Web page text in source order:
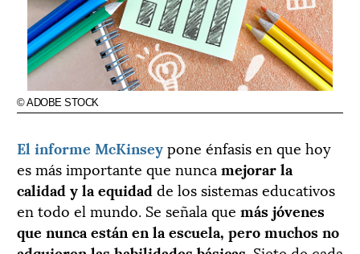
© ADOBE STOCK
El informe McKinseypone énfasis en que hoy
es más importante que nunca mejorar la
calidad y la equidad de los sistemas educativos
en todo el mundo. Se señala que más jóvenes
que nunca están en la escuela, pero muchos no